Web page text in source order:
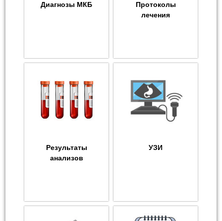
Диагнозы МКБ
Протоколы
лечения
Результаты
анализов
УЗИ